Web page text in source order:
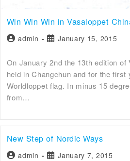
Win Win Win in Vasaloppet
admin January 15, 2015
On January 2nd the 13th edition of
held in Changchun and for the first
Worldloppet flag. In minus 15
from…
New Step of Nordic Ways
admin January 7, 2015